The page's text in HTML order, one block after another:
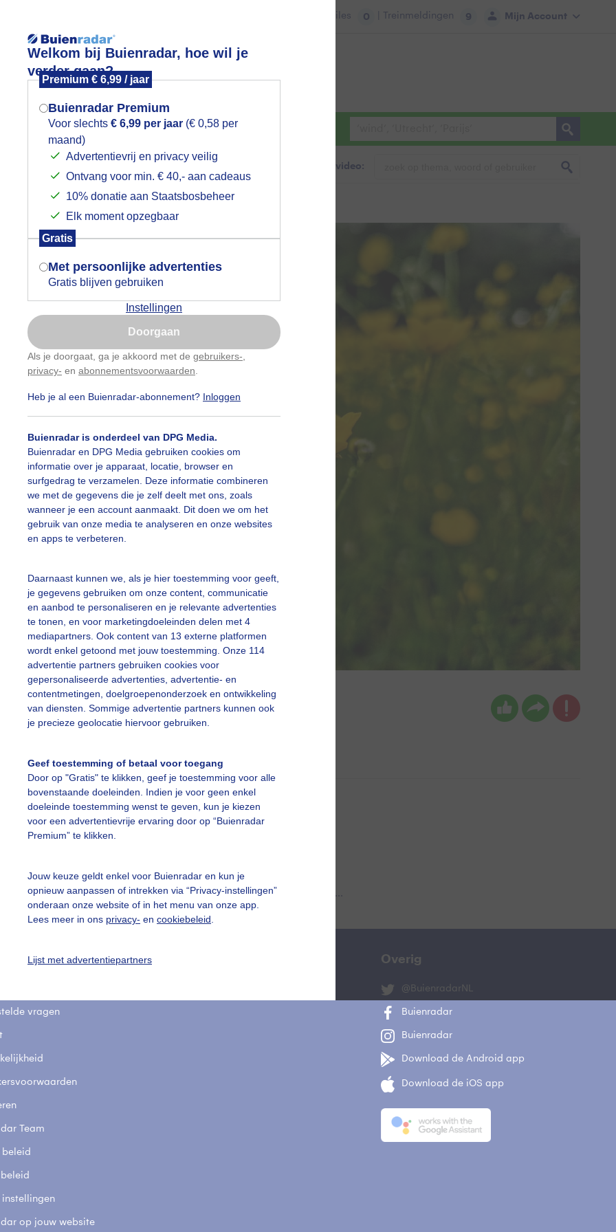
Welkom bij Buienradar, hoe wil je
verder gaan?
Premium € 6,99 / jaar
Buienradar Premium
Voor slechts € 6,99 per jaar (€ 0,58 per
maand)
Advertentievrij en privacy veilig
Ontvang voor min. € 40,- aan cadeaus
10% donatie aan Staatsbosbeheer
Elk moment opzegbaar
Gratis
Met persoonlijke advertenties
Gratis blijven gebruiken
Instellingen
Doorgaan
Als je doorgaat, ga je akkoord met de gebruikers-
privacy- en abonnementsvoorwaarden
Heb je al een Buienradar-abonnement? Inloggen
Buienradar is onderdeel van DPG Media.
Buienradar en DPG Media gebruiken cookies om
informatie over je apparaat, locatie, browser en
surfgedrag te verzamelen. Deze informatie combineren
we met de gegevens die je zelf deelt met ons, zoals
wanneer je een account aanmaakt. Dit doen we om het
gebruik van onze media te analyseren en onze websites
en apps te verbeteren.
Daarnaast kunnen we, als je hier toestemming voor geeft,
je gegevens gebruiken om onze content, communicatie
en aanbod te personaliseren en je relevante advertenties
te tonen, en voor marketingdoeleinden delen met 4
mediapartners. Ook content van 13 externe platformen
wordt enkel getoond met jouw toestemming. Onze 114
advertentie partners gebruiken cookies voor
gepersonaliseerde advertenties, advertentie- en
contentmetingen, doelgroepenonderzoek en ontwikkeling
van diensten. Sommige advertentie partners kunnen ook
je precieze geolocatie hiervoor gebruiken.
Geef toestemming of betaal voor toegang
Door op "Gratis" te klikken, geef je toestemming voor alle
bovenstaande doeleinden. Indien je voor geen enkel
doeleinde toestemming wenst te geven, kun je kiezen
voor een advertentievrije ervaring door op “Buienradar
Premium” te klikken.
Jouw keuze geldt enkel voor Buienradar en kun je
opnieuw aanpassen of intrekken via “Privacy-instellingen”
onderaan onze website of in het menu van onze app.
Lees meer in ons privacy- en cookiebeleid
Lijst met advertentiepartners
Mijn Account
Files 0 | Treinmeldingen 9
Foto en video Weerzine
Zoeken in foto & video:
vold
Thirza Gemaakt: 11-05-2026, 50x bekeken
slideshow
Een moment geduld aub...
vragen
Team
beleid
instellingen
op jouw website
Overig
@BuienradarNL
Buienradar
Buienradar
Download de Android app
Download de iOS app
Mogen we je locatie gebruiken voor
het weer?
Indien je hier nog geen akkoord op hebt
gegeven, verschijnt er zo een pop-up uit
je browser waarin deze toestemming
gevraagd wordt.
Is goed, toon de popup
Nu niet, misschien later
Gebruik je Safari en wil je niet elke dag deze pop-up
Klikhierom dit aan te passen